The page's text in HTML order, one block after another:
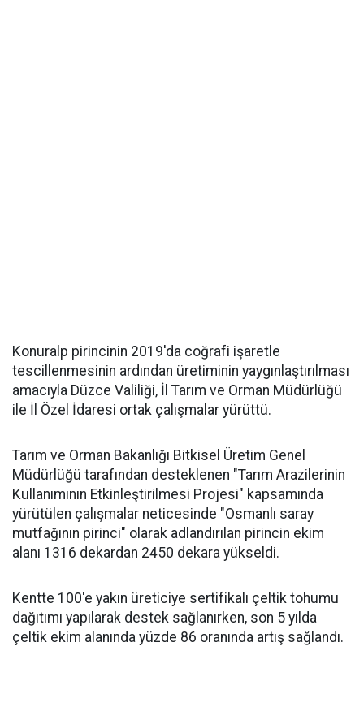
Konuralp pirincinin 2019'da coğrafi işaretle
tescillenmesinin ardından üretiminin yaygınlaştırılması
amacıyla Düzce Valiliği, İl Tarım ve Orman Müdürlüğü
ile İl Özel İdaresi ortak çalışmalar yürüttü.
Tarım ve Orman Bakanlığı Bitkisel Üretim Genel
Müdürlüğü tarafından desteklenen "Tarım Arazilerinin
Kullanımının Etkinleştirilmesi Projesi" kapsamında
yürütülen çalışmalar neticesinde "Osmanlı saray
mutfağının pirinci" olarak adlandırılan pirincin ekim
alanı 1316 dekardan 2450 dekara yükseldi.
Kentte 100'e yakın üreticiye sertifikalı çeltik tohumu
dağıtımı yapılarak destek sağlanırken, son 5 yılda
çeltik ekim alanında yüzde 86 oranında artış sağlandı.